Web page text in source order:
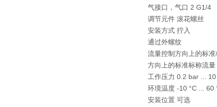
气接口，气口 2 G1/4
调节元件 滚花螺丝
安装方式 拧入
通过外螺纹
流量控制方向上的标
方向上的标准标称流
工作压力 0.2 bar ...
环境温度 -10 °C ... 60
安装位置 可选